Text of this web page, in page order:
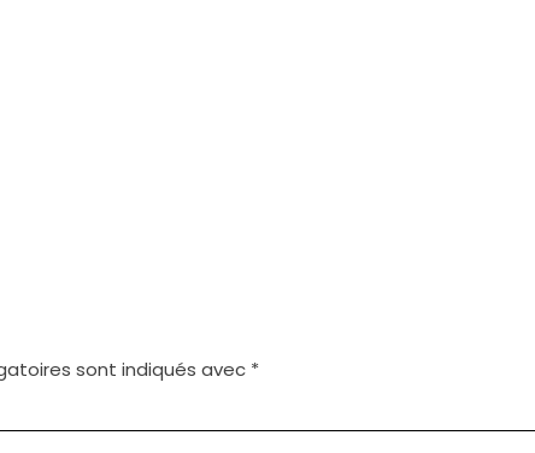
sont indiqués avec *